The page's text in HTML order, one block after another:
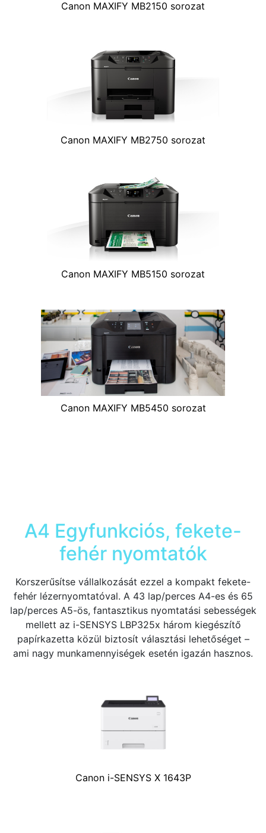
Canon MAXIFY MB2150 sorozat
Canon MAXIFY MB2750 sorozat
Canon MAXIFY MB5150 sorozat
Canon MAXIFY MB5450 sorozat
A4 Egyfunkciós, fekete-
fehér nyomtatók
Korszerűsítse vállalkozását ezzel a kompakt fekete-
fehér lézernyomtatóval. A 43 lap/perces A4-es és 65
lap/perces A5-ös, fantasztikus nyomtatási sebességek
mellett az i-SENSYS LBP325x három kiegészítő
papírkazetta közül biztosít választási lehetőséget –
ami nagy munkamennyiségek esetén igazán hasznos.
Canon i-SENSYS X 1643P